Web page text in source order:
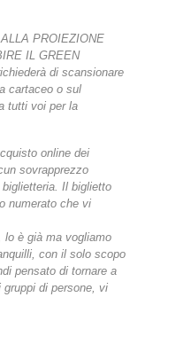
PROIEZIONE
IL GREEN
di scansionare
cartaceo o sul
tutti voi per la
online dei
sovrapprezzo
Il biglietto
numerato che vi
lo è già ma vogliamo
con il solo scopo
pensato di tornare a
di persone, vi